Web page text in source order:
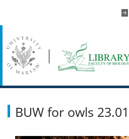
BUW for owls